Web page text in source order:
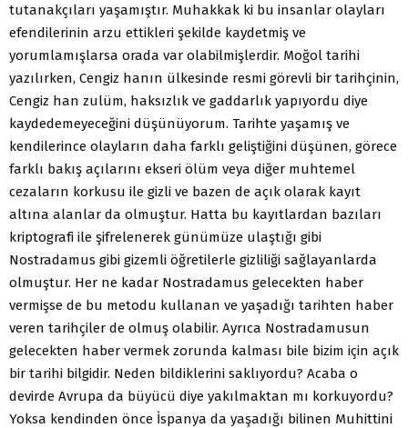
tutanakçıları yaşamıştır. Muhakkak ki bu insanlar olayları
efendilerinin arzu ettikleri şekilde kaydetmiş ve
yorumlamışlarsa orada var olabilmişlerdir. Moğol tarihi
yazılırken, Cengiz hanın ülkesinde resmi görevli bir tarihçinin,
Cengiz han zulüm, haksızlık ve gaddarlık yapıyordu diye
kaydedemeyeceğini düşünüyorum. Tarihte yaşamış ve
kendilerince olayların daha farklı geliştiğini düşünen, görece
farklı bakış açılarını ekseri ölüm veya diğer muhtemel
cezaların korkusu ile gizli ve bazen de açık olarak kayıt
altına alanlar da olmuştur. Hatta bu kayıtlardan bazıları
kriptografi ile şifrelenerek günümüze ulaştığı gibi
Nostradamus gibi gizemli öğretilerle gizliliği sağlayanlarda
olmuştur. Her ne kadar Nostradamus gelecekten haber
vermişse de bu metodu kullanan ve yaşadığı tarihten haber
veren tarihçiler de olmuş olabilir. Ayrıca Nostradamusun
gelecekten haber vermek zorunda kalması bile bizim için açık
bir tarihi bilgidir. Neden bildiklerini saklıyordu? Acaba o
devirde Avrupa da büyücü diye yakılmaktan mı korkuyordu?
Yoksa kendinden önce İspanya da yaşadığı bilinen Muhittini